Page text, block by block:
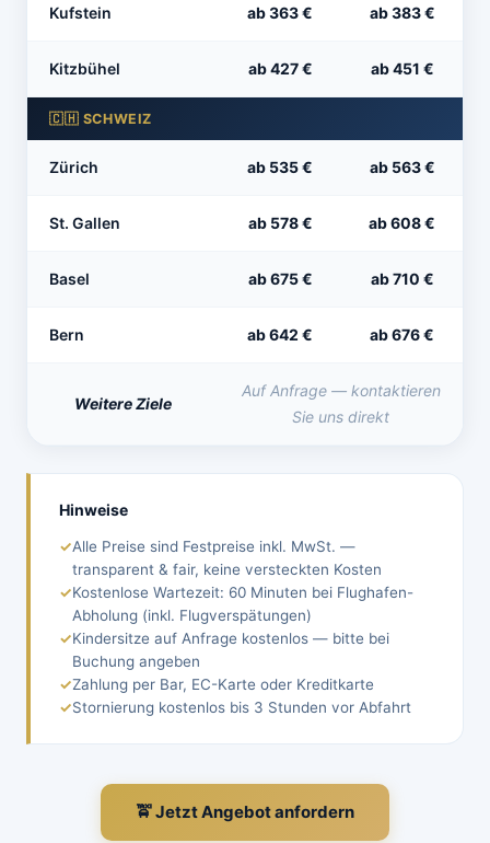
Kufstein ab 363 € ab 383 €
Kitzbühel ab 427 € ab 451 €
🇨🇭 SCHWEIZ
Zürich ab 535 € ab 563 €
St. Gallen ab 578 € ab 608 €
Basel ab 675 € ab 710 €
Bern ab 642 € ab 676 €
Weitere Ziele
Auf Anfrage — kontaktieren
Sie uns direkt
Hinweise
Alle Preise sind Festpreise inkl. MwSt. —
transparent & fair, keine versteckten Kosten
Kostenlose Wartezeit: 60 Minuten bei Flughafen-
Abholung (inkl. Flugverspätungen)
Kindersitze auf Anfrage kostenlos — bitte bei
Buchung angeben
Zahlung per Bar, EC-Karte oder Kreditkarte
Stornierung kostenlos bis 3 Stunden vor Abfahrt
🚖 Jetzt Angebot anfordern